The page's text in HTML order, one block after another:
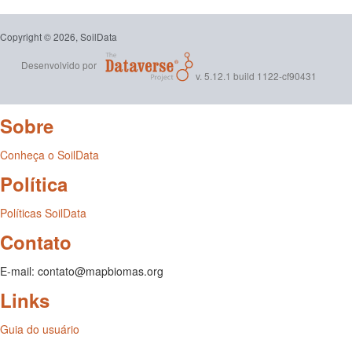
Copyright © 2026, SoilData
Desenvolvido por
v. 5.12.1 build 1122-cf90431
Sobre
Conheça o SoilData
Política
Políticas SoilData
Contato
E-mail: contato@mapbiomas.org
Links
Guia do usuário